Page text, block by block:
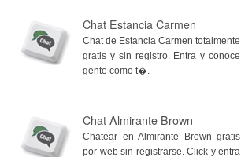
Chat Estancia Carmen
Chat de Estancia Carmen totalmente
gratis y sin registro. Entra y conoce
gente como t�.
Chat Almirante Brown
Chatear en Almirante Brown gratis
por web sin registrarse. Click y entra